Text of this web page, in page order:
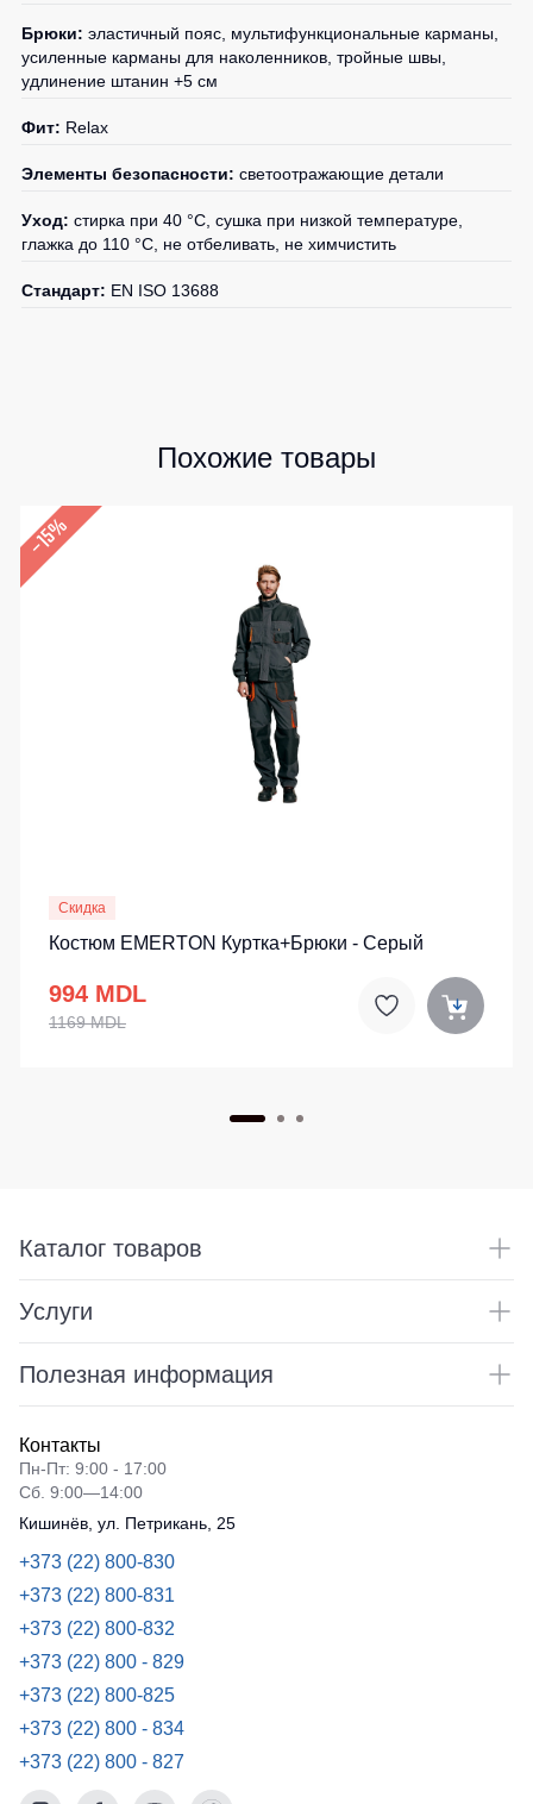
Брюки: эластичный пояс, мультифункциональные карманы,
усиленные карманы для наколенников, тройные швы,
удлинение штанин +5 см
Фит: Relax
Элементы безопасности: светоотражающие детали
Уход: стирка при 40 °C, сушка при низкой температуре,
глажка до 110 °C, не отбеливать, не химчистить
Стандарт: EN ISO 13688
Похожие товары
–15%
Скидка
Костюм EMERTON Куртка+Брюки - Cерый
994 MDL
1169 MDL
Каталог товаров
Услуги
Полезная информация
Контакты
Пн-Пт: 9:00 - 17:00
Сб. 9:00—14:00
Кишинёв, ул. Петрикань, 25
+373 (22) 800-830
+373 (22) 800-831
+373 (22) 800-832
+373 (22) 800 - 829
+373 (22) 800-825
+373 (22) 800 - 834
+373 (22) 800 - 827